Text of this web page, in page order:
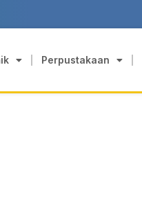
Perpustakaan